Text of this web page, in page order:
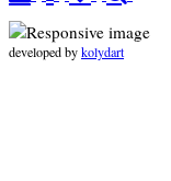
developed bykolydart